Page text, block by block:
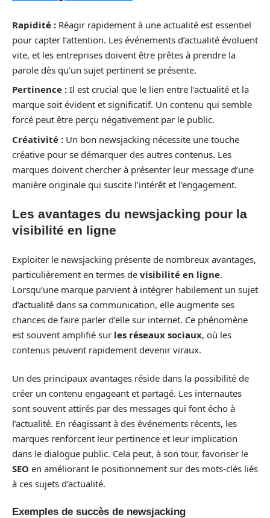
Rapidité : Réagir rapidement à une actualité est essentiel
pour capter l’attention. Les événements d’actualité évoluent
vite, et les entreprises doivent être prêtes à prendre la
parole dès qu’un sujet pertinent se présente.
Pertinence : Il est crucial que le lien entre l’actualité et la
marque soit évident et significatif. Un contenu qui semble
forcé peut être perçu négativement par le public.
Créativité : Un bon newsjacking nécessite une touche
créative pour se démarquer des autres contenus. Les
marques doivent chercher à présenter leur message d’une
manière originale qui suscite l’intérêt et l’engagement.
Les avantages du newsjacking pour la
visibilité en ligne
Exploiter le newsjacking présente de nombreux avantages,
particulièrement en termes de visibilité en ligne.
Lorsqu’une marque parvient à intégrer habilement un sujet
d’actualité dans sa communication, elle augmente ses
chances de faire parler d’elle sur internet. Ce phénomène
est souvent amplifié sur les réseaux sociaux, où les
contenus peuvent rapidement devenir viraux.
Un des principaux avantages réside dans la possibilité de
créer un contenu engageant et partagé. Les internautes
sont souvent attirés par des messages qui font écho à
l’actualité. En réagissant à des événements récents, les
marques renforcent leur pertinence et leur implication
dans le dialogue public. Cela peut, à son tour, favoriser le
SEO en améliorant le positionnement sur des mots-clés liés
à ces sujets d’actualité.
Exemples de succès de newsjacking